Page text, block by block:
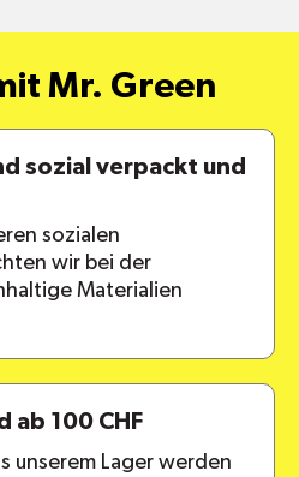
Mr. Green
sozial verpackt und
sozialen
wir bei der
Materialien
ab 100 CHF
unserem Lager werden